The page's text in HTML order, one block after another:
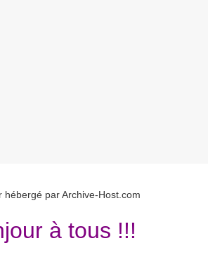
à tous !!!